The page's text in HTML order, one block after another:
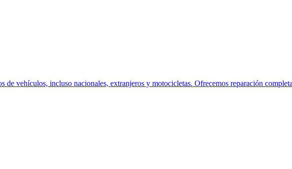
de vehículos, incluso nacionales, extranjeros y motocicletas. Ofrecemos reparación